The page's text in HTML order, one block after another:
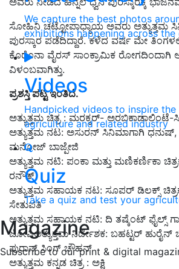
We capture the best photos
exhibitions happening across
Videos
Handpicked videos to inspire the
agriculture and related industry
Quiz
Take a quiz and test your
Magazine
Subscribe to our print & digital
ಸೋಹಿನಿ ಚಟ್ಟೋಪಾಧ್ಯಾಯ ಅವರು ಅತ್ಯುತ್ತಮ
ಪುರಸ್ಕಾರ ಪಡೆದಿದ್ದಾರೆ. ಕಳೆದ ವರ್ಷ ಮೇ
ಕೊರೊನಾ ವೈರಸ್ ಸಾಂಕ್ರಾಮಿಕ ರೋಗದಿಂದಾಗಿ
ವಿಳಂಬವಾಗಿತ್ತು.
ಪ್ರಶಸ್ತಿ ಪಟ್ಟಿ ಇಂತಿದೆ.
ಅತ್ಯುತ್ತಮ ಚಿತ್ರ : ಮರಕ್ಕರ್​- ಅರಬಿಕಾಡಾಲಿಂಟೆ-
ಅತ್ಯುತ್ತಮ ನಟ: ಅಸುರನ್​ ಸಿನಿಮಾಗಾಗಿ ಧನುಷ್​,
ಮನೋಜ್​ ಬಾಜ್ಪೇಜಿ
ಅತ್ಯುತ್ತಮ ನಟಿ: ಪಂಕಾ ಮತ್ತು ಮಣಿಕರ್ಣಿಕಾ
ರನೌತ್​
ಅತ್ಯುತ್ತಮ ಸಹಾಯಕ ನಟ: ಸೂಪರ್​ ಡಿಲಕ್ಸ್​
ಸೇತುಪತಿ
ಅತ್ಯುತ್ತಮ ಸಹಾಯಕ ನಟಿ: ದಿ ತಷ್ಕೆಂಟ್​ ಫೈಲ್ಸ್​
ಜೋಷಿಅತ್ಯುತ್ತಮ ನಿರ್ದೇಶಕ: ಬಹಟ್ಟರ್​ ಹುರೈನ್​
ಪುರಾನ್ ಸಿಂಗ್​ ಚೌಹನ್
ಅತ್ಯುತ್ತಮ ಕನ್ನಡ ಚಿತ್ರ : ಅಕ್ಷಿ